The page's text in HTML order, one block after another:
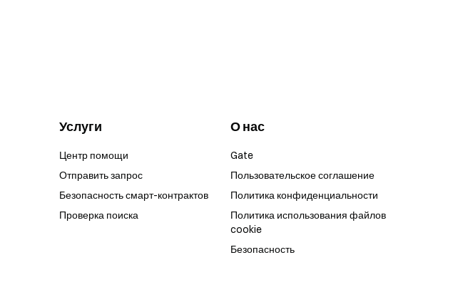
Услуги
Центр помощи
Отправить запрос
Безопасность смарт-контрактов
Проверка поиска
О нас
Gate
Пользовательское соглашение
Политика конфиденциальности
Политика использования файлов
cookie
Безопасность